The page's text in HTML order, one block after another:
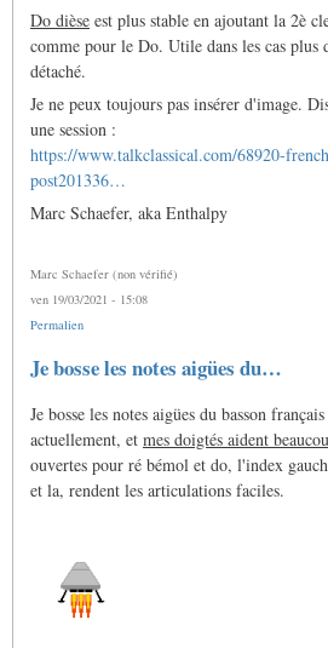
Do dièse est plus stable en ajoutant la 2è
comme pour le Do. Utile dans les cas
détaché.
Je ne peux toujours pas insérer d'image.
une session :
https://www.talkclassical.com/68920-
post201336…
Marc Schaefer, aka Enthalpy
Marc Schaefer (non vérifié)
ven 19/03/2021 - 15:08
Permalien
Je bosse les notes aigües du…
Je bosse les notes aigües du basson
actuellement, et mes doigtés aident
ouvertes pour ré bémol et do, l'index
et la, rendent les articulations faciles.